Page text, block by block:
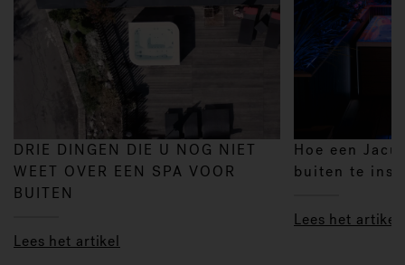
DRIE DINGEN DIE U NOG NIET
WEET OVER EEN SPA VOOR
BUITEN
Lees het artikel
Hoe een
buiten te
Lees het artikel